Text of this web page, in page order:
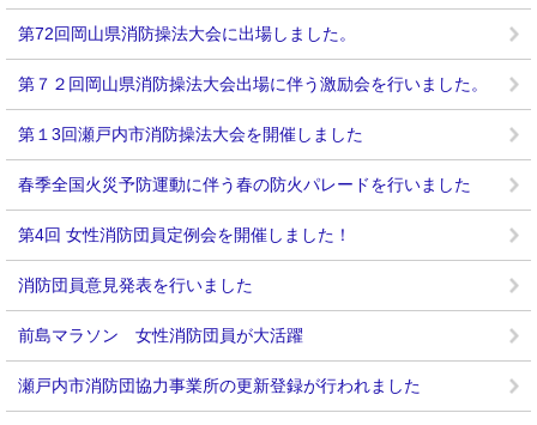
第72回岡山県消防操法大会に出場しました。
第７２回岡山県消防操法大会出場に伴う激励会を行いました。
第１3回瀬戸内市消防操法大会を開催しました
春季全国火災予防運動に伴う春の防火パレードを行いました
第4回 女性消防団員定例会を開催しました！
消防団員意見発表を行いました
前島マラソン 女性消防団員が大活躍
瀬戸内市消防団協力事業所の更新登録が行われました